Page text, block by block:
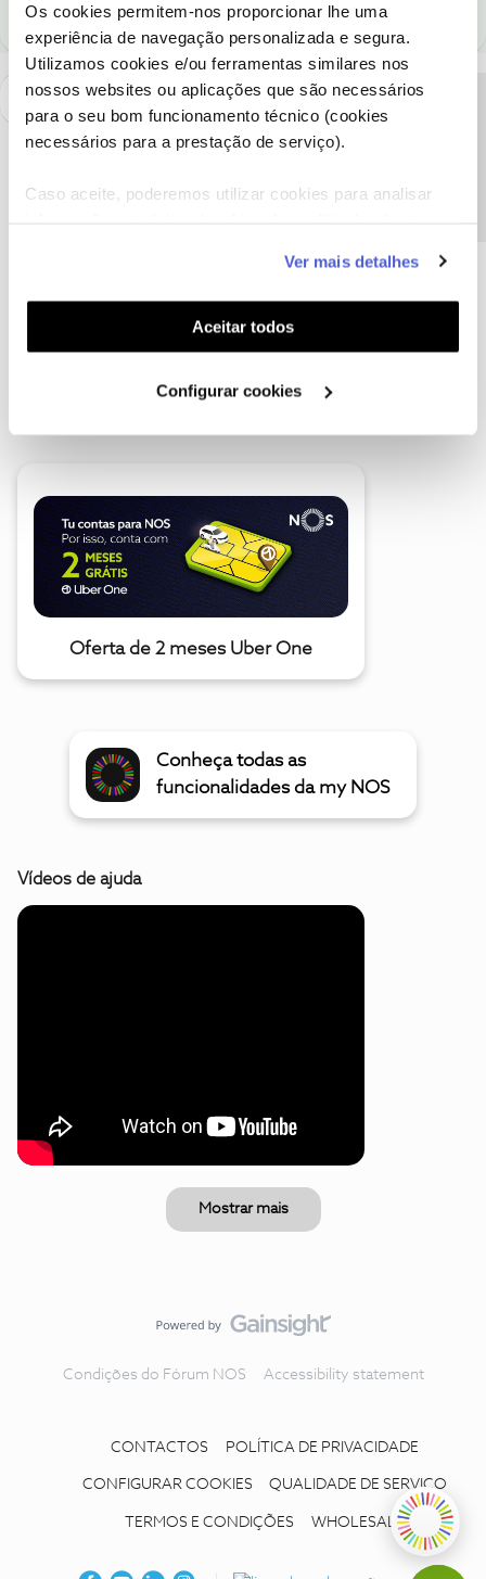
Os cookies permitem-nos proporcionar lhe uma
experiência de navegação personalizada e segura.
Utilizamos cookies e/ou ferramentas similares nos
nossos websites ou aplicações que são necessários
para o seu bom funcionamento técnico (cookies
necessários para a prestação de serviço).
Caso aceite, poderemos utilizar cookies para analisar
funcionalidades (cookies de personalização e
funcionalidade) e adaptar anúncios aos seus interesses
(cookies de publicidade personalizada). Pode gerir a
utilização dos cookies clicando em "Configurar
Ver mais detalhes
Aceitar todos
Configurar cookies
A poupança que COMBINA
Oferta de 2 meses Uber One
Conheça todas as
funcionalidades da my NOS
Vídeos de ajuda
Mostrar mais
Condições do Fórum NOS Accessibility statement
CONTACTOS POLÍTICA DE PRIVACIDADE
CONFIGURAR COOKIES QUALIDADE DE SERVIÇO
TERMOS E CONDIÇÕES WHOLESALE